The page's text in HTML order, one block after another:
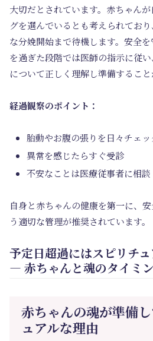
大切だとされています。赤ちゃん
グを選んでいるとも考えられてお
な分娩開始まで待機します。安全
を過ぎた段階では医師の指示に従
について正しく理解し準備すること
経過観察のポイント：
胎動やお腹の張りを日々チェッ
異常を感じたらすぐ受診
不安なことは医療従事者に相談
自身と赤ちゃんの健康を第一に、
う適切な管理が推奨されています。
予定日超過にはスピリチ
― 赤ちゃんと魂のタイミ
赤ちゃんの魂が準備
ュアルな理由